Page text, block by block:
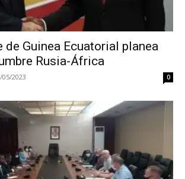
de Guinea Ecuatorial planea
Rusia-África
05/2023 0